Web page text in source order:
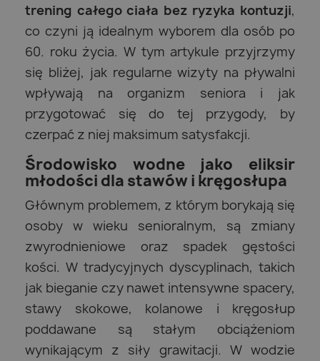
trening całego ciała bez ryzyka kontuzji,
co czyni ją idealnym wyborem dla osób po
60. roku życia. W tym artykule przyjrzymy
się bliżej, jak regularne wizyty na pływalni
wpływają na organizm seniora i jak
przygotować się do tej przygody, by
czerpać z niej maksimum satysfakcji.
Środowisko wodne jako eliksir
młodości dla stawów i kręgosłupa
Głównym problemem, z którym borykają się
osoby w wieku senioralnym, są zmiany
zwyrodnieniowe oraz spadek gęstości
kości. W tradycyjnych dyscyplinach, takich
jak bieganie czy nawet intensywne spacery,
stawy skokowe, kolanowe i kręgosłup
poddawane są stałym obciążeniom
wynikającym z siły grawitacji. W wodzie